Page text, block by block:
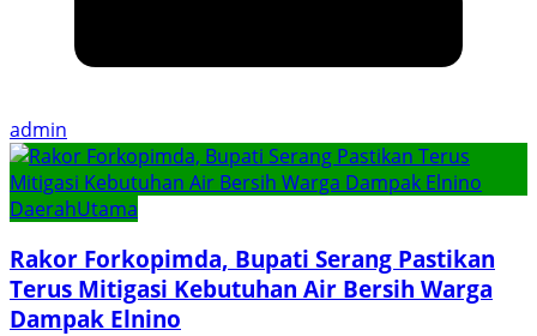
admin
DaerahUtama
Rakor Forkopimda, Bupati Serang Pastikan
Terus Mitigasi Kebutuhan Air Bersih Warga
Dampak Elnino